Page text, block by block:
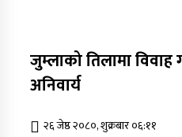
जुम्लाको तिलामा विवाह
अनिवार्य
२६ जेष्ठ २०८०, शुक्रबार ०६:११